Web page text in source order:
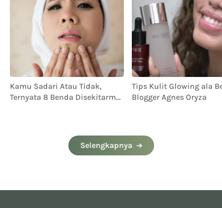
Kamu Sadari Atau Tidak,
Ternyata 8 Benda Disekitarmu
Tips Kulit Glowing ala
Blogger Agnes Oryza
Selengkapnya